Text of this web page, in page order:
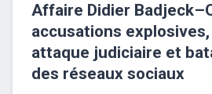
Affaire Didier
accusations
attaque judiciaire et
des réseaux sociaux